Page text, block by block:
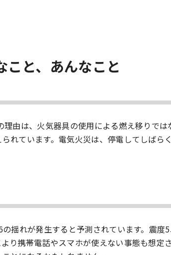
と、あんなこと
由は、火気器具の使用による燃え移りで
れています。電気火災は、停電してしばら
揺れが発生すると予測されています。震
り携帯電話やスマホが使えない事態も想定